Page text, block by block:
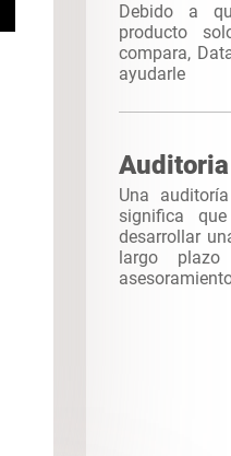
Debido a
producto
compara,
ayudarle
Auditoria
Una
significa
desarrollar
largo